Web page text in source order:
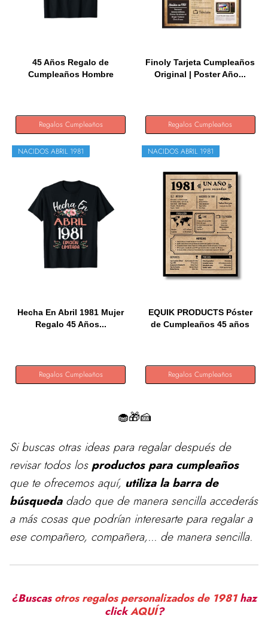
45 Años Regalo de
Cumpleaños Hombre
Regalos Cumpleaños
Finoly Tarjeta Cumpleaños
Original | Poster Año...
Regalos Cumpleaños
NACIDOS ABRIL 1981
Hecha En Abril 1981 Mujer
Regalo 45 Años...
Regalos Cumpleaños
NACIDOS ABRIL 1981
EQUIK PRODUCTS Póster
de Cumpleaños 45 años
Regalos Cumpleaños
🧁🎁🍰
Si buscas otras ideas para regalardespués de
revisar todos los productos para cumpleaños
que te ofrecemos aquí, utiliza la barra de
búsquedadado que de manera sencilla accederás
a más cosas que podrían interesarte para regalar a
ese compañero, compañera,... de manera sencilla.
¿Buscasotros regalos personalizados de 1981haz
clickAQUÍ?